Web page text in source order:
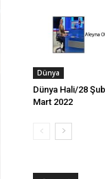
Dünya
Dünya Hali/28
Mart 2022